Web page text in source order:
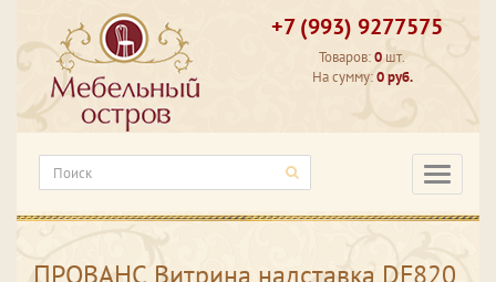
+7 (993) 9277575
Товаров:0 шт.
На сумму:0 руб.
ПРОВАНС Витрина надставка DF820